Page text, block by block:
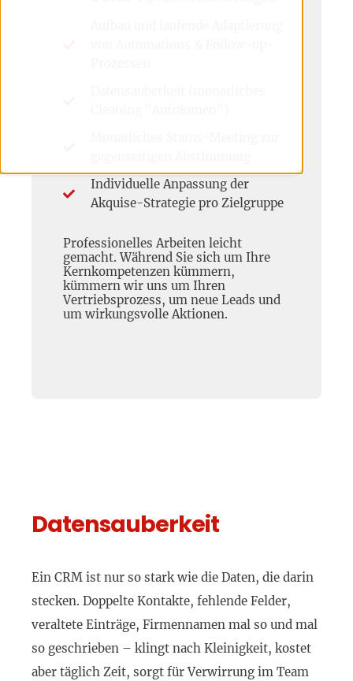
Individuelle Anpassung der
Akquise-Strategie pro Zielgruppe
Professionelles Arbeiten leicht
gemacht. Während Sie sich um Ihre
Kernkompetenzen kümmern,
kümmern wir uns um Ihren
Vertriebsprozess, um neue Leads und
um wirkungsvolle Aktionen.
Datensauberkeit
Ein CRM ist nur so stark wie die Daten, die darin
stecken. Doppelte Kontakte, fehlende Felder,
veraltete Einträge, Firmennamen mal so und mal
so geschrieben – klingt nach Kleinigkeit, kostet
aber täglich Zeit, sorgt für Verwirrung im Team